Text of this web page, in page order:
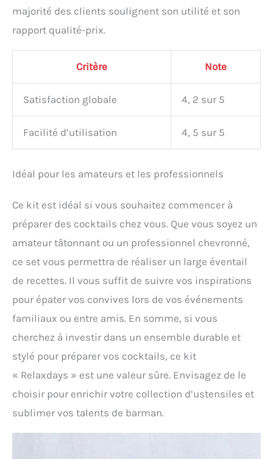
majorité des clients soulignent son utilité et son
rapport qualité-prix.
Critère Note
Satisfaction globale 4, 2 sur 5
Facilité d’utilisation 4, 5 sur 5
Idéal pour les amateurs et les professionnels
Ce kit est idéal si vous souhaitez commencer à
préparer des cocktails chez vous. Que vous soyez un
amateur tâtonnant ou un professionnel chevronné,
ce set vous permettra de réaliser un large éventail
de recettes. Il vous suffit de suivre vos inspirations
pour épater vos convives lors de vos événements
familiaux ou entre amis. En somme, si vous
cherchez à investir dans un ensemble durable et
stylé pour préparer vos cocktails, ce kit
« Relaxdays » est une valeur sûre. Envisagez de le
choisir pour enrichir votre collection d’ustensiles et
sublimer vos talents de barman.